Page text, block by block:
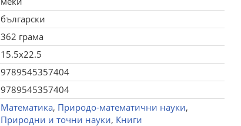
български
362 грама
15.5x22.5
9789545357404
9789545357404
Математика, Природо-математични науки,
Природни и точни науки, Книги